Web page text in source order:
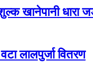
खानेपानी धारा
लालपुर्जा वितरण